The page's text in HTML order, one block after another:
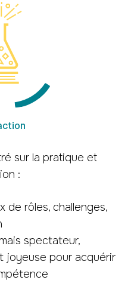
sur la pratique et
:
de rôles, challenges,
spectateur,
joyeuse pour acquérir